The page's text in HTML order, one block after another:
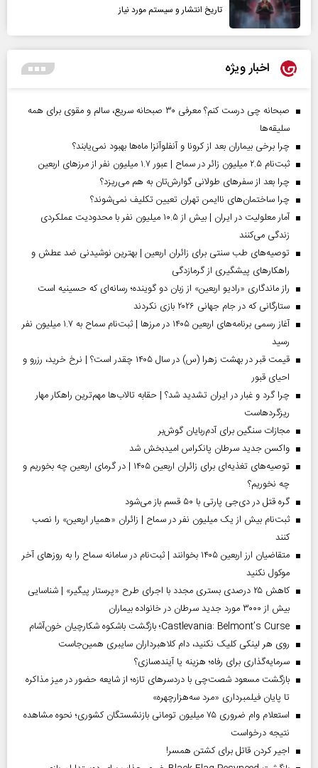
تاریخ انتشار و سیستم مورد نیاز
اخبار ویژه
صبحانه چی درست کنم؟ معرفی ۳۰ صبحانه سریع، سالم و مقوی برای همه
سلیقه‌ها
چرا برخی بیماران بعد از کرونا و آنفلوآنزا ماه‌ها بهبود نمی‌یابند؟
ثبت‌نام ۲.۵ میلیون زائر در سماح | عبور ۱.۷ میلیون نفر از مرز‌های اربعین
چرا بعد از سفرهای طولانی گوارش‌تان به هم می‌ریزد؟
چرا ساختمان‌های ناایمن تهران تعیین تکلیف نمی‌شوند؟
آمار معلولیت در ایران | بیش از ۱۰.۵ میلیون نفر با محدودیت عملکردی
زندگی می‌کنند
توصیه‌های طب سنتی برای زائران اربعین | بهترین نوشیدنی ضد عطش و
راهکارهای پیشگیری از گرمازدگی
راز ماندگاری «رادیو اربعین» از زبان دو گوینده؛ رسانه‌ای که حسینیه است
ستارگانی که در جام جهانی ۲۰۲۶ بازی نکردند
آغاز رسمی برنامه‌های اربعین ۱۴۰۵ در مرز‌ها | ثبت‌نام سماح به ۱.۷ میلیون نفر
رسید
قیمت قبر در بهشت زهرا (س) در سال ۱۴۰۵ چقدر است؟ | نرخ خرید، رزرو و
احیای قبور
چرا گرد و غبار در ایران تشدید شد؟ | حقابه تالاب‌ها مهم‌ترین راهکار مهار
ریزگردهاست
مجازات سنگین برای آدم‌ربایان گوش‌بر
واکسن جدید سرطان پانکراس امیدبخش شد
توصیه‌های تغذیه‌ای برای زائران اربعین ۱۴۰۵ | در گرمای اربعین چه بخوریم و
چه نخوریم؟
گره قتل در دی‌جی پارتی با ۵۰ قسم باز می‌شود
ثبت‌نام بیش از یک میلیون نفر در سماح | زائران «همیار اربعین» را نصب
کنند
متقاضیان ارز اربعین ۱۴۰۵ بخوانند | ثبت‌نام در سامانه سماح را به روز‌های آخر
موکول نکنید
کاهش ۲۵ درصدی بستری مجدد با اجرای طرح «پرستار پیگیر» | شناسایی
بیش از ۳۰۰۰ مورد جدید سرطان در خانواده بیماران
Castlevania: Belmont’s Curse؛ بازگشت باشکوه شکارچیان خون‌آشام
روی هر لینکی کلیک نکنید، دام کلاهبرداران سایبری همین‌جاست
سرمایه‌گذاری برای رفاه؛ هزینه یا آینده‌سازی؟
بازگشت مسعود شصت‌چی با دردسر‌های تازه؛ از شایعه حضور در میز مذاکره
تا پایان فیلمبرداری «مرد سه‌هزارچهره»
استعلام وام ضروری ۷۵ میلیون تومانی بازنشستگان کشوری؛ نحوه مشاهده
نتیجه درخواست
اجیر کردن قاتل برای کشتن همسر!